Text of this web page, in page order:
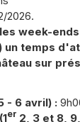
2026.
week-
un temps
sur
- 6 avril) :
er 2, 3 et 8,